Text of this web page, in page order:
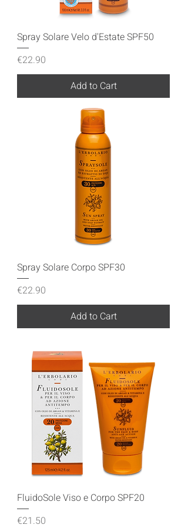
Spray Solare Velo d'Estate SPF50
Price
€22.90
Add to Cart
Spray Solare Corpo SPF30
Price
€22.90
Add to Cart
FluidoSole Viso e Corpo SPF20
Price
€21.50